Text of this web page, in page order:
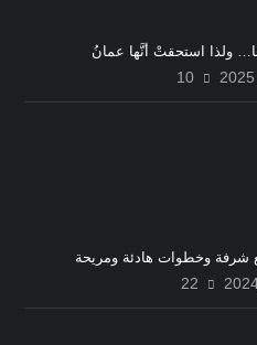
ولذا استحقتْ أنَّها عمانُ
10
شرفة وخطوات هادئة ومريحة
22